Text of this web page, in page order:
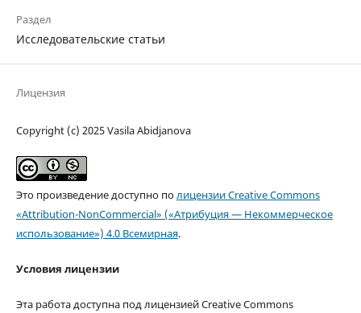
Раздел
Исследовательские статьи
Лицензия
Copyright (c) 2025 Vasila Abidjanova
Это произведение доступно полицензии Creative Commons
«Attribution-NonCommercial» («Атрибуция — Некоммерческое
использование») 4.0 Всемирная.
Условия лицензии
Эта работа доступна под лицензией Creative Commons